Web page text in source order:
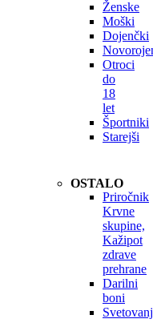
Ženske
Moški
Dojenčki
Otroci
do
18
let
Športniki
Starejši
OSTALO
Priročnik
Krvne
skupine,
Kažipot
zdrave
prehrane
Darilni
boni